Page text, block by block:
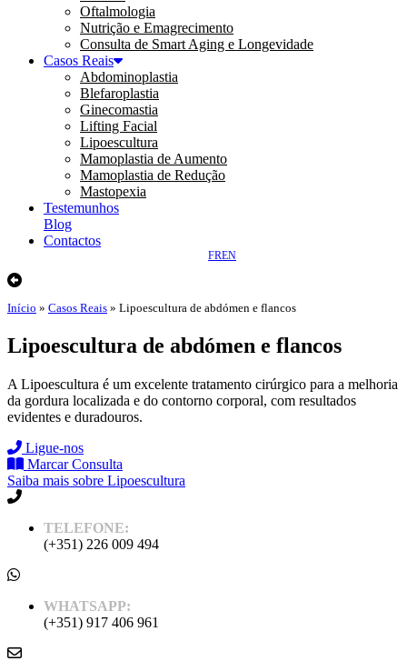
Oftalmologia
Nutrição e Emagrecimento
Consulta de Smart Aging e Longevidade
Casos Reais
Abdominoplastia
Blefaroplastia
Ginecomastia
Lifting Facial
Lipoescultura
Mamoplastia de Aumento
Mamoplastia de Redução
Mastopexia
Testemunhos
Blog
Contactos
EN
FR
Início » Casos Reais » Lipoescultura de abdómen e flancos
Lipoescultura de abdómen e flancos
A Lipoescultura é um excelente tratamento cirúrgico para a melhoria
da gordura localizada e do contorno corporal, com resultados
evidentes e duradouros.
Ligue-nos
Marcar Consulta
Saiba mais sobre Lipoescultura
TELEFONE:
(+351) 226 009 494
WHATSAPP:
(+351) 917 406 961